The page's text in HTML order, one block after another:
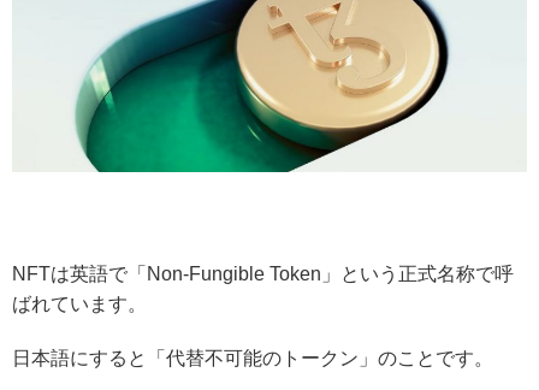
NFTは英語で「Non-Fungible Token」という正式名称で呼
ばれています。
日本語にすると「代替不可能のトークン」のことです。